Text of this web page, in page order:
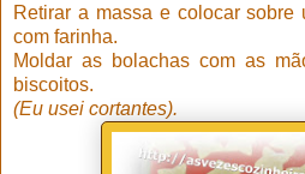
Retirar a massa e colocar sobre
com farinha.
Moldar as bolachas com as
biscoitos.
(Eu usei cortantes).